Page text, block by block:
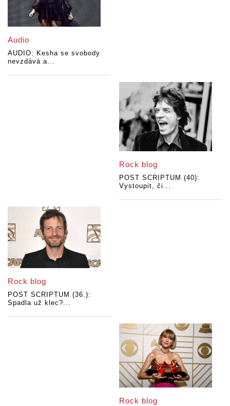
Audio
AUDIO: Kesha se svobody
nevzdává a...
Rock blog
POST SCRIPTUM (40):
Vystoupit, či...
Rock blog
POST SCRIPTUM (36.):
Spadla už klec?...
Rock blog